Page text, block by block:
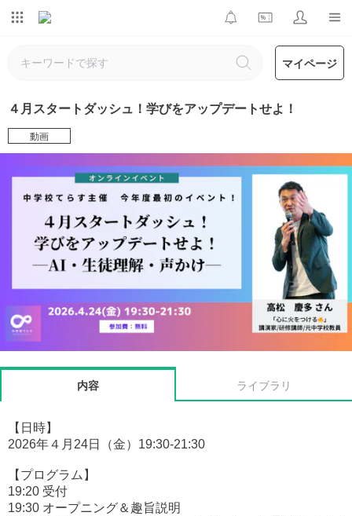
マイページ
４月スタートダッシュ！学びをアップデートせよ！
動画
内容 ライブラリ
【日時】
2026年４月24日（金）19:30-21:30
【プログラム】
19:20 受付
19:30 オープニング＆趣旨説明